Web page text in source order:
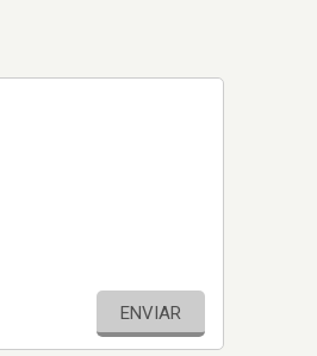
ENVIAR